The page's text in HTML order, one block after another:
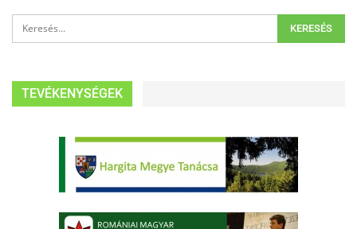
TEVÉKENYSÉGEK